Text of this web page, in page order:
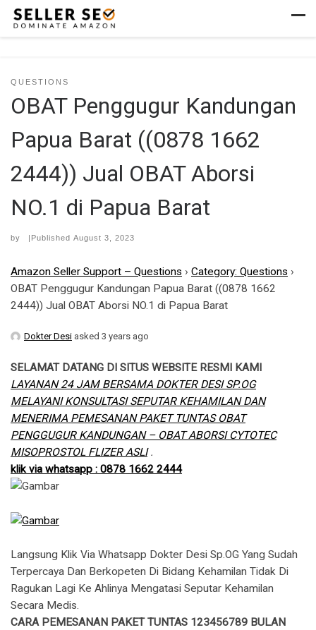
Skip to content
QUESTIONS
OBAT Penggugur Kandungan
Papua Barat ((0878 1662
2444)) Jual OBAT Aborsi
NO.1 di Papua Barat
by |Published August 3, 2023
Amazon Seller Support – Questions › Category: Questions ›
OBAT Penggugur Kandungan Papua Barat ((0878 1662
2444)) Jual OBAT Aborsi NO.1 di Papua Barat
Dokter Desi asked 3 years ago
SELAMAT DATANG DI SITUS WEBSITE RESMI KAMI
LAYANAN 24 JAM BERSAMA DOKTER DESI SP.OG
MELAYANI KONSULTASI SEPUTAR KEHAMILAN DAN
MENERIMA PEMESANAN PAKET TUNTAS OBAT
PENGGUGUR KANDUNGAN – OBAT ABORSI CYTOTEC
MISOPROSTOL FLIZER ASLI.
klik via whatsapp : 0878 1662 2444
Langsung Klik Via Whatsapp Dokter Desi Sp.OG Yang Sudah
Terpercaya Dan Berkopeten Di Bidang Kehamilan Tidak Di
Ragukan Lagi Ke Ahlinya Mengatasi Seputar Kehamilan
Secara Medis.
CARA PEMESANAN PAKET TUNTAS 123456789 BULAN